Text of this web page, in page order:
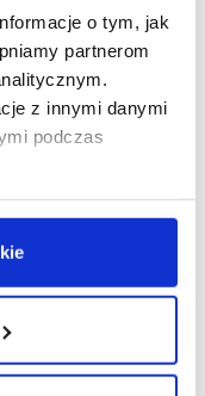
o tym, jak
partnerom
z innymi danymi
podczas
– będzie
projektów,
współpracy” –